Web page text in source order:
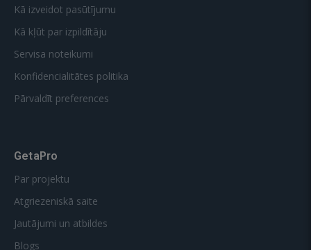
Kā izveidot pasūtījumu
Kā kļūt par izpildītāju
Servisa noteikumi
Konfidencialitātes politika
Pārvaldīt preferences
GetaPro
Par projektu
Atgriezeniskā saite
Jautājumi un atbildes
Blogs